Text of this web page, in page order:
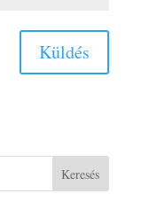
Küldés
Keresés